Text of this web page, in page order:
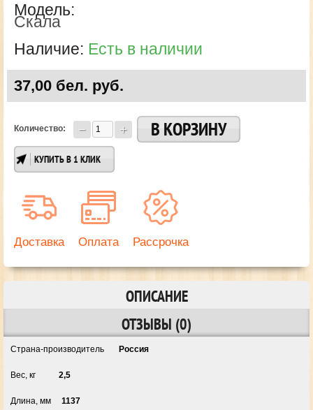
Модель:
Скала
Наличие: Есть в наличии
37,00 бел. руб.
Количество:
КУПИТЬ В 1 КЛИК
Доставка Оплата Рассрочка
ОПИСАНИЕ
ОТЗЫВЫ (0)
Страна-производитель Россия
Вес, кг 2,5
Длина, мм 1137